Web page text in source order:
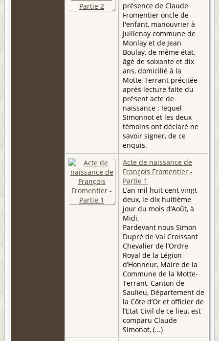
présence de Claude
Fromentier oncle de
l'enfant, manouvrier à
Juillenay commune de
Monlay et de Jean
Boulay, de même état,
âgé de soixante et dix
ans, domicilié à la
Motte-Terrant précitée
après lecture faite du
présent acte de
naissance ; lequel
Simonnot et les deux
témoins ont déclaré ne
savoir signer, de ce
enquis.
Acte de naissance de
François Fromentier -
Partie 1
L’an mil huit cent vingt
deux, le dix huitième
jour du mois d’Août, à
Midi,
Pardevant nous Simon
Dupré de Val Croissant
Chevalier de l’Ordre
Royal de la Légion
d’Honneur, Maire de la
Commune de la Motte-
Terrant, Canton de
Saulieu, Département de
la Côte d’Or et officier de
l’Etat Civil de ce lieu, est
comparu Claude
Simonot, (...)